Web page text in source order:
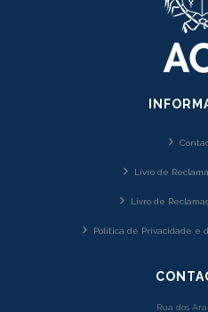
Livro de
Livro de
Política de Privacidade e
Rua dos